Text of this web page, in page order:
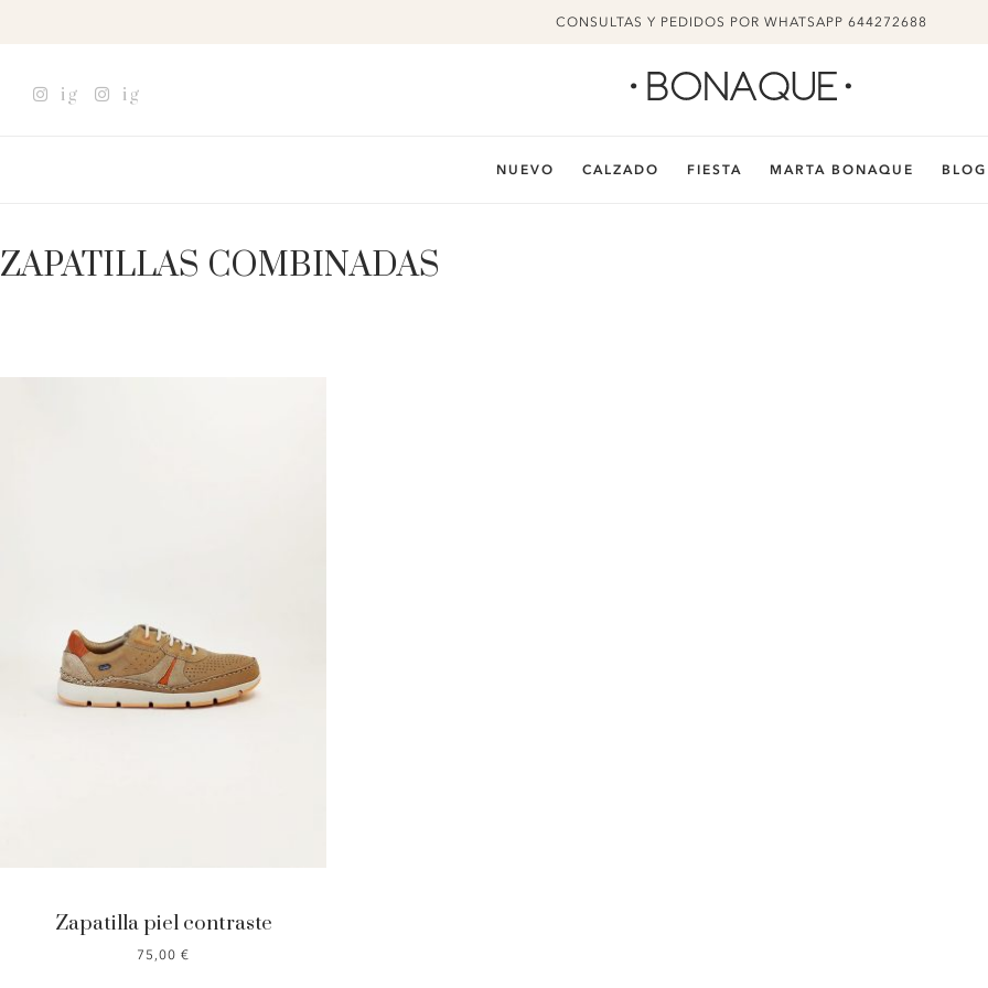
CONSULTAS Y PEDIDOS POR WHATSAPP 644272688
ig ig
NUEVO CALZADO FIESTA MARTA BONAQUE BLOG
ZAPATILLAS COMBINADAS
Zapatilla piel contraste
75,00€